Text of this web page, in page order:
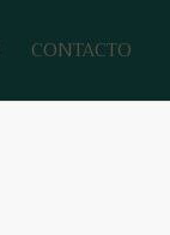
CONTACTO